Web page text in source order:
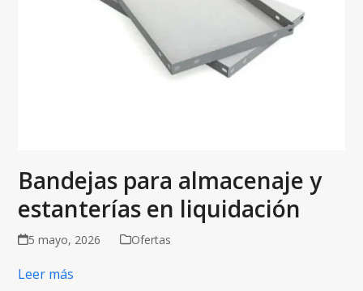
Bandejas para almacenaje y
estanterías en liquidación
5 mayo, 2026 Ofertas
Leer más